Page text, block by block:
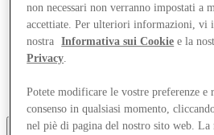
Negozi
Offerte
Pianifica la tua visita
Cosa c'è in programma
Mangia e Bevi
Servizi
non necessari non verranno impostati a
accettiate. Per ulteriori informazioni, vi
nostra
Informativa sui Cookie e la
Privacy
Potete modificare le vostre preferenze e
consenso in qualsiasi momento,
nel piè di pagina del nostro sito web. La